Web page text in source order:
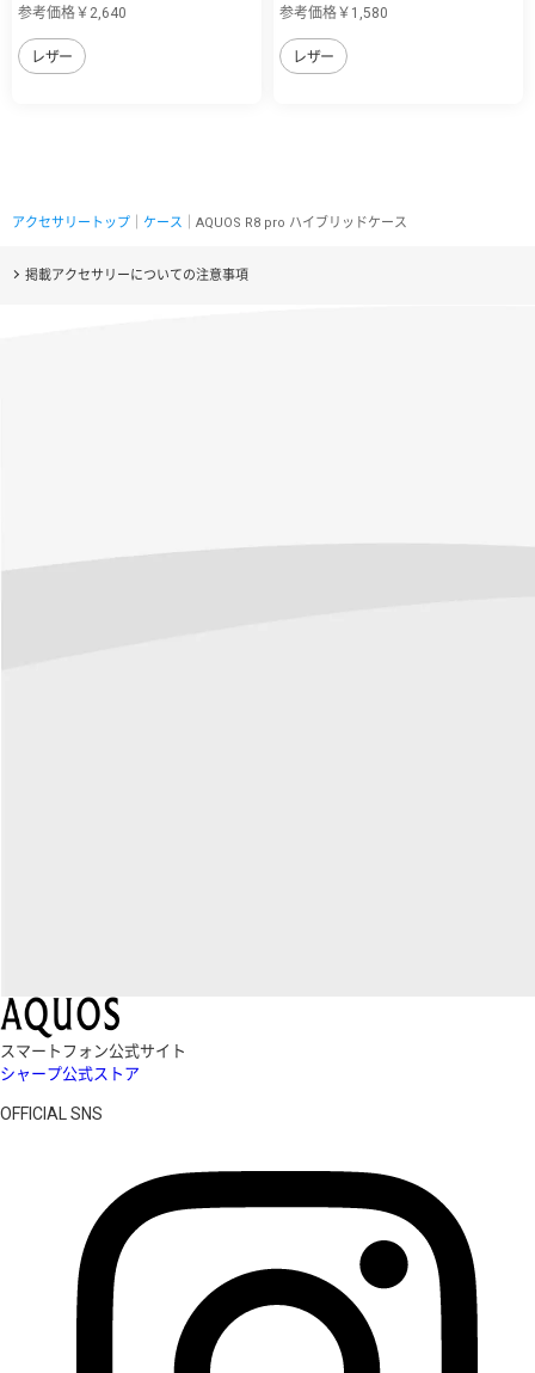
参考価格￥2,640
レザー
参考価格￥1,580
レザー
アクセサリートップ ケース ｜AQUOS R8 pro ハイブリッドケース
掲載アクセサリーについての注意事項
スマートフォン公式サイト
シャープ公式ストア
OFFICIAL SNS